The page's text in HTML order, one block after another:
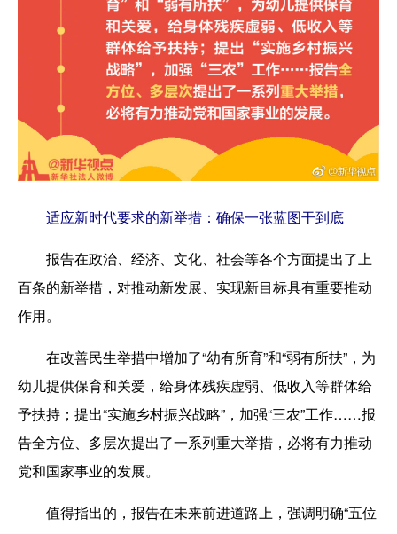
适应新时代要求的新举措：确保一张蓝图干到底
报告在政治、经济、文化、社会等各个方面提出了上
百条的新举措，对推动新发展、实现新目标具有重要推动
作用。
在改善民生举措中增加了“幼有所育”和“弱有所扶”，为
幼儿提供保育和关爱，给身体残疾虚弱、低收入等群体给
予扶持；提出“实施乡村振兴战略”，加强“三农”工作……报
告全方位、多层次提出了一系列重大举措，必将有力推动
党和国家事业的发展。
值得指出的，报告在未来前进道路上，强调明确“五位